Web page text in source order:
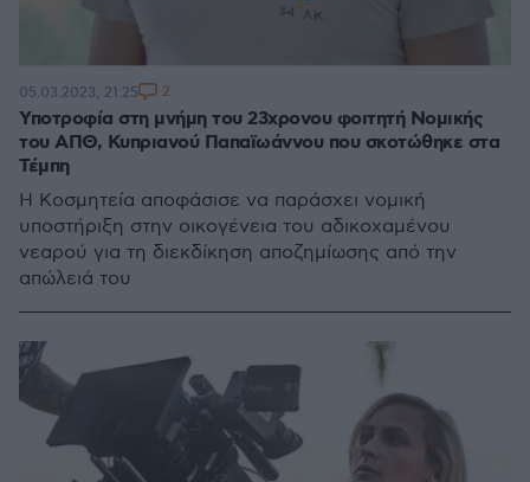
Υποτροφία στη μνήμη του 23χρονου φοιτητή Νομικής
του ΑΠΘ, Κυπριανού Παπαϊωάννου που σκοτώθηκε στα
Τέμπη
Η Κοσμητεία αποφάσισε να παράσχει νομική
υποστήριξη στην οικογένεια του αδικοχαμένου
νεαρού για τη διεκδίκηση αποζημίωσης από την
απώλειά του
05.03.2023, 21:25 2